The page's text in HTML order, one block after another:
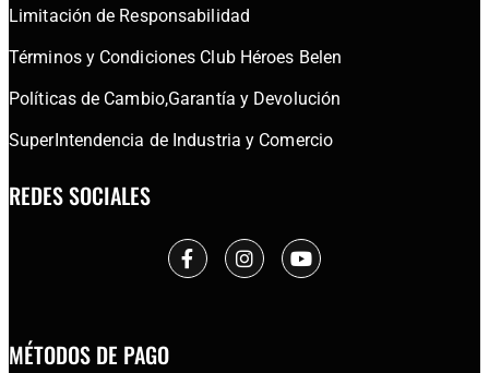
Limitación de Responsabilidad
Términos y Condiciones Club Héroes Belen
Políticas de Cambio,Garantía y Devolución
SuperIntendencia de Industria y Comercio
REDES SOCIALES
MÉTODOS DE PAGO